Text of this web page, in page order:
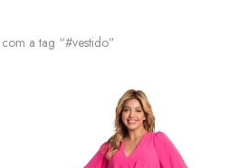
a tag “#vestido”